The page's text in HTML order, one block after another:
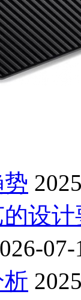
设计
07-